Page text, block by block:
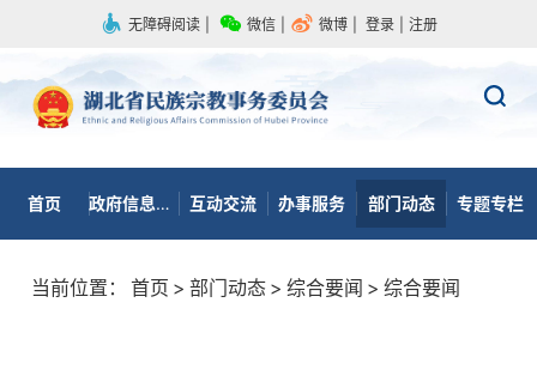
无障碍阅读 微信 微博 登录 注册
首页 政府信息公开 互动交流 办事服务 部门动态 专题专栏
当前位置： 首页 > 部门动态 > 综合要闻 > 综合要闻